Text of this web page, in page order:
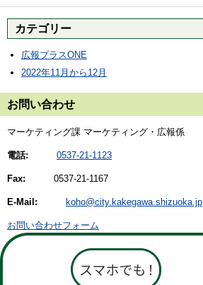
カテゴリー
広報プラスONE
2022年11月から12月
お問い合わせ
マーケティング課 マーケティング・広報係
電話: 0537-21-1123
Fax: 0537-21-1167
E-Mail: koho@city.kakegawa.shizuoka.jp
お問い合わせフォーム